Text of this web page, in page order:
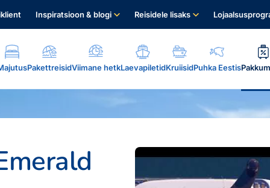
Inspiratsioon & blogi Reisidele lisaks
PakettreisidViimane hetkLaevapiletidKruiisidPuhka Eestis